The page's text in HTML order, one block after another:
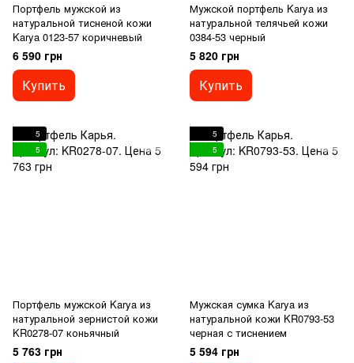
Портфель мужской из
натуральной тисненой кожи
Karya 0123-57 коричневый
6 590 грн
Купить
Мужской портфель Karya из
натуральной телячьей кожи
0384-53 черный
5 820 грн
Купить
5
5
Портфель мужской Karya из
натуральной зернистой кожи
KR0278-07 коньячный
5 763 грн
5
5
Мужская сумка Karya из
натуральной кожи KR0793-53
черная с тиснением
5 594 грн